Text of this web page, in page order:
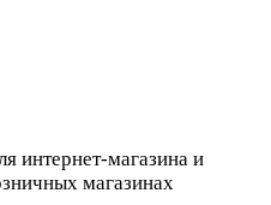
интернет-магазина и
магазинах